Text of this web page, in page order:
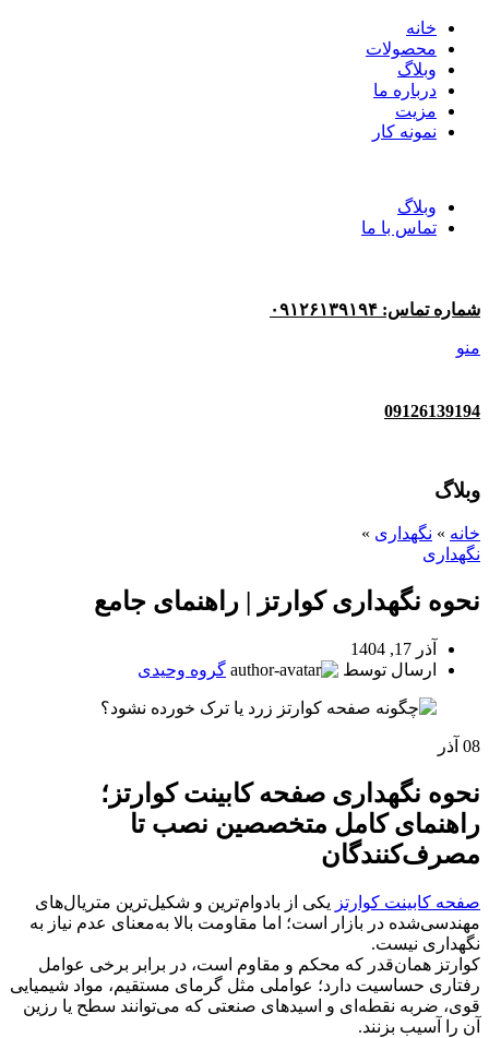
خانه
محصولات
وبلاگ
درباره ما
مزیت
نمونه کار
وبلاگ
تماس با ما
شماره تماس: ۰۹۱۲۶۱۳۹۱۹۴
منو
09126139194
وبلاگ
خانه » نگهداری »
نگهداری
نحوه نگهداری کوارتز | راهنمای جامع
آذر 17, 1404
ارسال توسط
گروه وحیدی
08 آذر
نحوه نگهداری صفحه کابینت کوارتز؛
راهنمای کامل متخصصین نصب تا
مصرف‌کنندگان
صفحه کابینت کوارتز یکی از بادوام‌ترین و شکیل‌ترین متریال‌های
مهندسی‌شده در بازار است؛ اما مقاومت بالا به‌معنای عدم نیاز به
نگهداری نیست.
کوارتز همان‌قدر که محکم و مقاوم است، در برابر برخی عوامل
رفتاری حساسیت دارد؛ عواملی مثل گرمای مستقیم، مواد شیمیایی
قوی، ضربه نقطه‌ای و اسیدهای صنعتی که می‌توانند سطح یا رزین
آن را آسیب بزنند.